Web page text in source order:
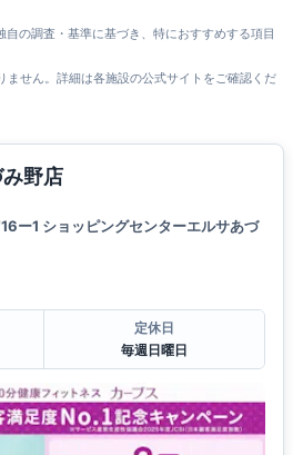
の調査・基準に基づき、特におすすめする項目
ません。詳細は各施設の公式サイトをご確認くだ
野店
ー1 ショッピングセンターエルサあづ
定休日
毎週日曜日